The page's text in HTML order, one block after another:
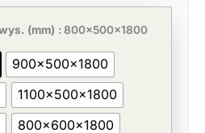
(mm) : 800x500x1800
900x500x1800
1100x500x1800
800x600x1800
zł.